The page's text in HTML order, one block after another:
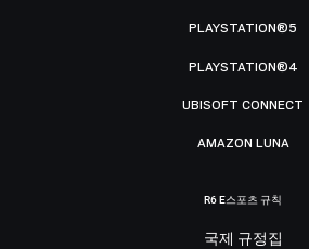
PLAYSTATION®5
PLAYSTATION®4
UBISOFT CONNECT
AMAZON LUNA
R6 E스포츠 규칙
국제 규정집